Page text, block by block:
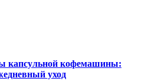
капсульной кофемашины:
уход